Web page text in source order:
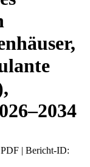
| Bericht-ID: